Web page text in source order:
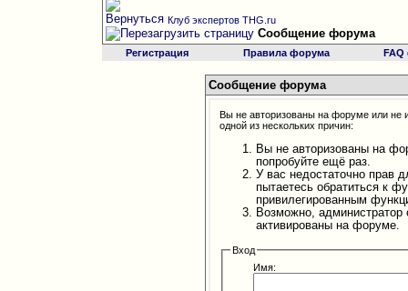
Клуб экспертов THG.ru
Сообщение форума
Регистрация Правила форума
Сообщение форума
Вы не авторизованы на форуме или не
одной из нескольких причин:
Вы не авторизованы на
попробуйте ещё раз.
У вас недостаточно прав
пытаетесь обратиться к
привилегированным
Возможно,
активированы на форуме.
Вход
Имя: